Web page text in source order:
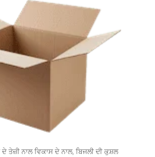
ਤੇਜ਼ੀ ਨਾਲ ਵਿਕਾਸ ਦੇ ਨਾਲ, ਬਿਜਲੀ ਦੀ ਕੁਸ਼ਲ